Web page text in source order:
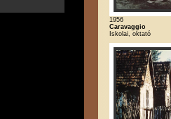
1956
Caravaggio
Iskolai, oktató